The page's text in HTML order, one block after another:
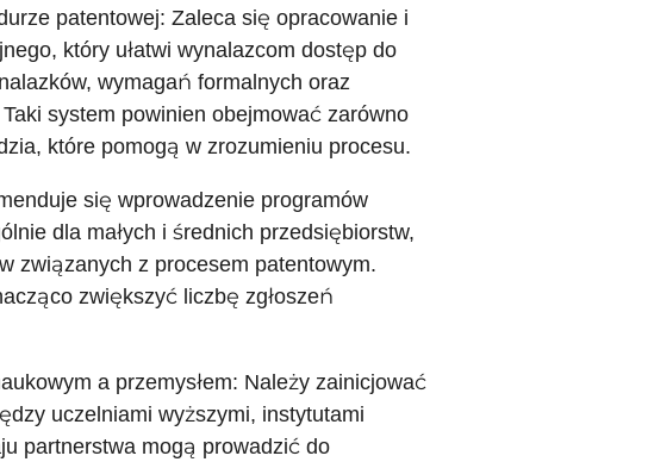
patentowej: Zaleca się opracowanie i
który ułatwi wynalazcom dostęp do
wymagań formalnych oraz
system powinien obejmować zarówno
które pomogą w zrozumieniu procesu.
się wprowadzenie programów
dla małych i średnich przedsiębiorstw,
związanych z procesem patentowym.
zwiększyć liczbę zgłoszeń
a przemysłem: Należy zainicjować
uczelniami wyższymi, instytutami
partnerstwa mogą prowadzić do